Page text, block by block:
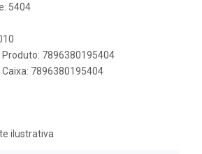
5404
Produto: 7896380195404
7896380195404
ilustrativa